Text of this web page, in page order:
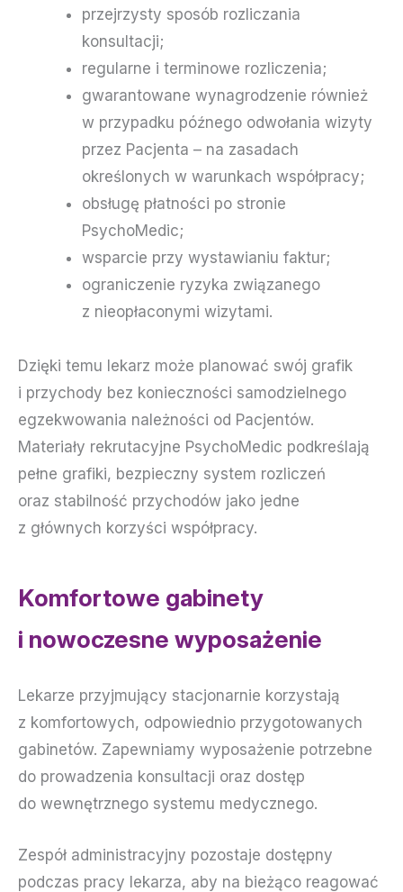
przejrzysty sposób rozliczania
konsultacji;
regularne i terminowe rozliczenia;
gwarantowane wynagrodzenie również
w przypadku późnego odwołania wizyty
przez Pacjenta – na zasadach
określonych w warunkach współpracy;
obsługę płatności po stronie
PsychoMedic;
wsparcie przy wystawianiu faktur;
ograniczenie ryzyka związanego
z nieopłaconymi wizytami.
Dzięki temu lekarz może planować swój grafik
i przychody bez konieczności samodzielnego
egzekwowania należności od Pacjentów.
Materiały rekrutacyjne PsychoMedic podkreślają
pełne grafiki, bezpieczny system rozliczeń
oraz stabilność przychodów jako jedne
z głównych korzyści współpracy.
Komfortowe gabinety
i nowoczesne wyposażenie
Lekarze przyjmujący stacjonarnie korzystają
z komfortowych, odpowiednio przygotowanych
gabinetów. Zapewniamy wyposażenie potrzebne
do prowadzenia konsultacji oraz dostęp
do wewnętrznego systemu medycznego.
Zespół administracyjny pozostaje dostępny
podczas pracy lekarza, aby na bieżąco reagować